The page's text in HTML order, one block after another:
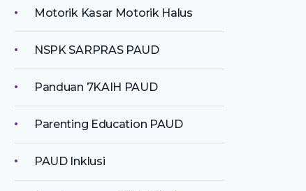
Motorik Kasar Motorik Halus
NSPK SARPRAS PAUD
Panduan 7KAIH PAUD
Parenting Education PAUD
PAUD Inklusi